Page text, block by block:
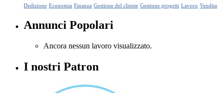
Dedizione Economia Finanza Gestione del cliente Gestione progetti Lavoro Vendita
Annunci Popolari
Ancora nessun lavoro visualizzato.
I nostri Patron